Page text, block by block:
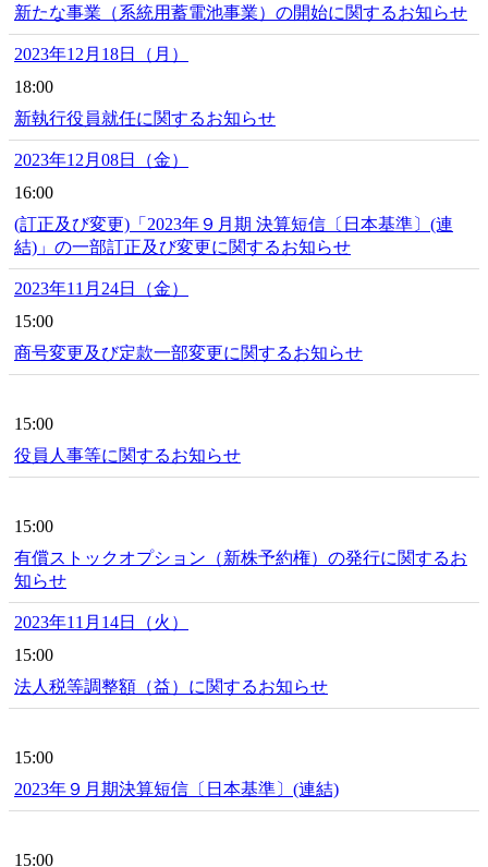
新たな事業（系統用蓄電池事業）の開始に関するお知らせ
2023年12月18日（月）
18:00
新執行役員就任に関するお知らせ
2023年12月08日（金）
16:00
(訂正及び変更)「2023年９月期 決算短信〔日本基準〕(連
結)」の一部訂正及び変更に関するお知らせ
2023年11月24日（金）
15:00
商号変更及び定款一部変更に関するお知らせ
15:00
役員人事等に関するお知らせ
15:00
有償ストックオプション（新株予約権）の発行に関するお
知らせ
2023年11月14日（火）
15:00
法人税等調整額（益）に関するお知らせ
15:00
2023年９月期決算短信〔日本基準〕(連結)
15:00